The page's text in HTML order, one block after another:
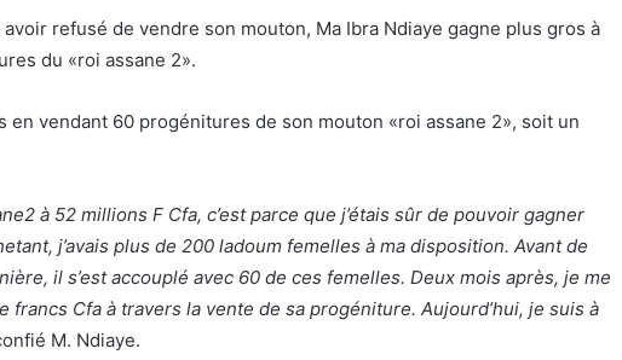
refusé de vendre son mouton, Ma Ibra Ndiaye gagne plus gros à
du «roi assane 2».
en vendant 60 progénitures de son mouton «roi assane 2», soit un
à 52 millions F Cfa, c’est parce que j’étais sûr de pouvoir gagner
j’avais plus de 200 ladoum femelles à ma disposition. Avant de
il s’est accouplé avec 60 de ces femelles. Deux mois après, je me
francs Cfa à travers la vente de sa progéniture. Aujourd’hui, je suis à
M. Ndiaye.